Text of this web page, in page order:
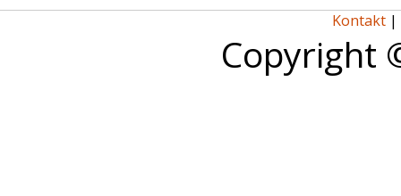
Kontakt |
Copyright